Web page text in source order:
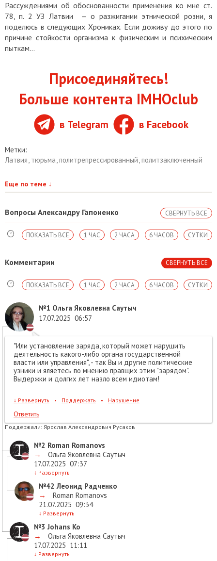
Рассуждениями об обоснованности применения ко мне ст.
78, п. 2 УЗ Латвии — о разжигании этнической розни, я
поделюсь в следующих Хрониках. Если доживу до этого по
причине стойкости организма к физическим и психическим
пыткам…
Присоединяйтесь!
Больше контента IMHOclub
в Telegram в Facebook
Метки:
Латвия, тюрьма,политрепрессированный,политзаключенный
Еще по теме ↓
Вопросы Александру Гапоненко СВЕРНУТЬ ВСЕ
СУТКИ
6 ЧАСОВ
2 ЧАСА
1 ЧАС
ПОКАЗАТЬ ВСЕ
Комментарии СВЕРНУТЬ ВСЕ
СУТКИ
6 ЧАСОВ
2 ЧАСА
1 ЧАС
ПОКАЗАТЬ ВСЕ
№1 Ольга Яковлевна Саутыч
17.07.2025 06:57
"Или установление заряда, который может нарушить
деятельность какого-либо органа государственной
власти или управления", - так Вы и другие политические
узники и яляетесь по мнению правщих этим "зарядом".
Выдержки и долгих лет назло всем идиотам!
↓ Развернуть • Поддержать • Нарушение
Ответить
Поддержали: Ярослав Александрович Русаков
№2 Roman Romanovs
→
Ольга Яковлевна Саутыч
17.07.2025 07:37
↓ Развернуть
№42 Леонид Радченко
→
Roman Romanovs
21.07.2025 09:34
↓ Развернуть
№3 Johans Ko
→
Ольга Яковлевна Саутыч
17.07.2025 11:11
↓ Развернуть